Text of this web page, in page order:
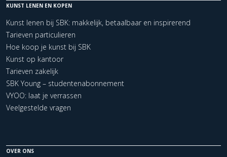
KUNST LENEN EN KOPEN
Kunst lenen bij SBK: makkelijk, betaalbaar en inspirerend
Tarieven particulieren
Hoe koop je kunst bij SBK
Kunst op kantoor
Tarieven zakelijk
SBK Young – studentenabonnement
VYOO: laat je verrassen
Veelgestelde vragen
OVER ONS